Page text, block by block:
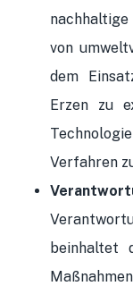
von
dem
Erzen zu
Verfahren
beinhaltet